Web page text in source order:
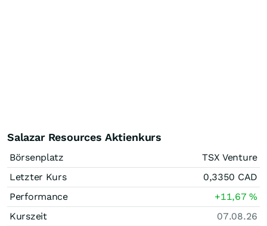
Salazar Resources Aktienkurs
Börsenplatz
TSX Venture
Letzter Kurs
0,3350 CAD
Performance
+11,67%
Kurszeit
07.08.26